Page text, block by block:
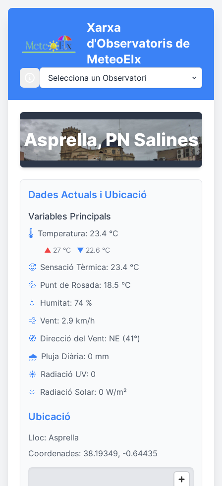
Xarxa
d'Observatoris de
MeteoElx
Asprella, PN Salines
Dades Actuals i Ubicació
Variables Principals
🌡️ Temperatura: 23.4 °C
▲ 27 °C ▼ 22.6 °C
🥵 Sensació Tèrmica: 23.4 °C
💦 Punt de Rosada: 18.5 °C
💧
Humitat: 74 %
💨 Vent: 2.9 km/h
🧭 Direcció del Vent: NE (41°)
🌧️ Pluja Diària: 0 mm
☀️ Radiació UV: 0
🔆 Radiació Solar: 0 W/m²
Ubicació
Lloc: Asprella
Coordenades: 38.19349, -0.64435